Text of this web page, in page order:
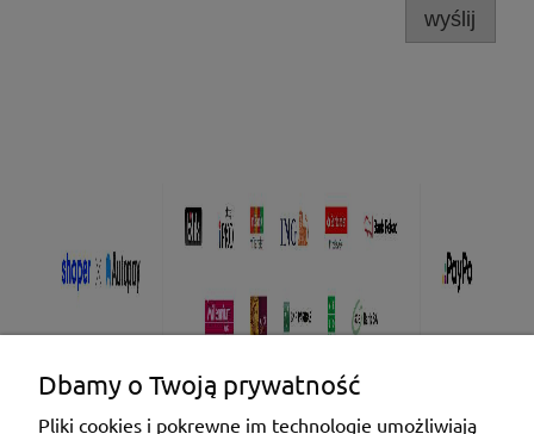
wyślij
Dbamy o Twoją prywatność
Pliki cookies i pokrewne im technologie umożliwiają